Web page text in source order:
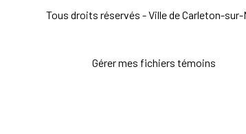
Tous droits réservés - Ville de Carleton-sur-
Gérer mes fichiers témoins